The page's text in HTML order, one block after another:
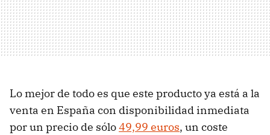
Lo mejor de todo es que este producto ya está a la
venta en España con disponibilidad inmediata
por un precio de sólo49,99 euros, un coste